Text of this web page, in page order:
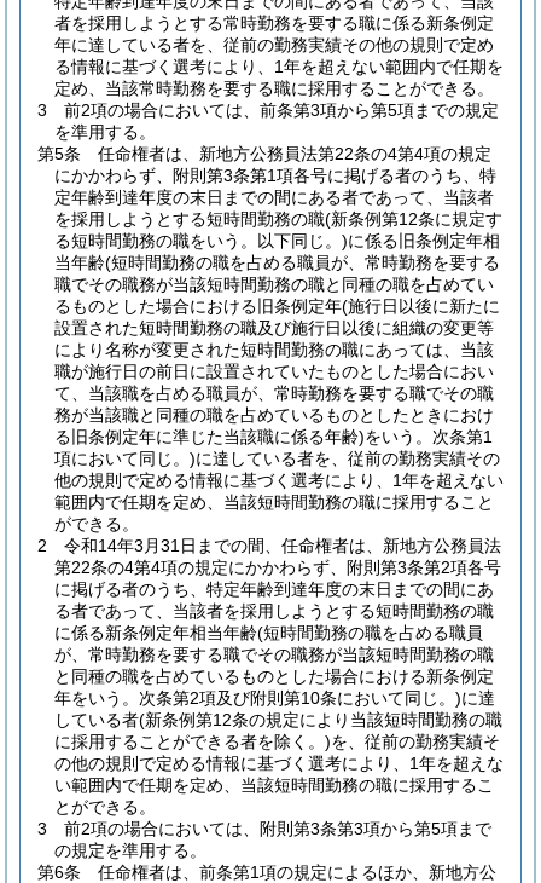
者を採用しようとする常時勤務を要する職に係る新条例定
年に達している者を、従前の勤務実績その他の規則で定め
る情報に基づく選考により、1年を超えない範囲内で任期を
定め、当該常時勤務を要する職に採用することができる。
3
前2項の場合においては、前条第3項から第5項までの規定
を準用する。
第5条
任命権者は、新地方公務員法第22条の4第4項の規定
にかかわらず、附則第3条第1項各号に掲げる者のうち、特
定年齢到達年度の末日までの間にある者であって、当該者
を採用しようとする短時間勤務の職(新条例第12条に規定す
る短時間勤務の職をいう。以下同じ。)に係る旧条例定年相
当年齢(短時間勤務の職を占める職員が、常時勤務を要する
職でその職務が当該短時間勤務の職と同種の職を占めてい
るものとした場合における旧条例定年(施行日以後に新たに
設置された短時間勤務の職及び施行日以後に組織の変更等
により名称が変更された短時間勤務の職にあっては、当該
職が施行日の前日に設置されていたものとした場合におい
て、当該職を占める職員が、常時勤務を要する職でその職
務が当該職と同種の職を占めているものとしたときにおけ
る旧条例定年に準じた当該職に係る年齢)をいう。次条第1
項において同じ。)に達している者を、従前の勤務実績その
他の規則で定める情報に基づく選考により、1年を超えない
範囲内で任期を定め、当該短時間勤務の職に採用すること
ができる。
2
令和14年3月31日までの間、任命権者は、新地方公務員法
第22条の4第4項の規定にかかわらず、附則第3条第2項各号
に掲げる者のうち、特定年齢到達年度の末日までの間にあ
る者であって、当該者を採用しようとする短時間勤務の職
に係る新条例定年相当年齢(短時間勤務の職を占める職員
が、常時勤務を要する職でその職務が当該短時間勤務の職
と同種の職を占めているものとした場合における新条例定
年をいう。次条第2項及び附則第10条において同じ。)に達
している者(新条例第12条の規定により当該短時間勤務の職
に採用することができる者を除く。)を、従前の勤務実績そ
の他の規則で定める情報に基づく選考により、1年を超えな
い範囲内で任期を定め、当該短時間勤務の職に採用するこ
とができる。
3
前2項の場合においては、附則第3条第3項から第5項まで
の規定を準用する。
第6条
任命権者は、前条第1項の規定によるほか、新地方公